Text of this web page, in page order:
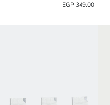
349.00 EGP